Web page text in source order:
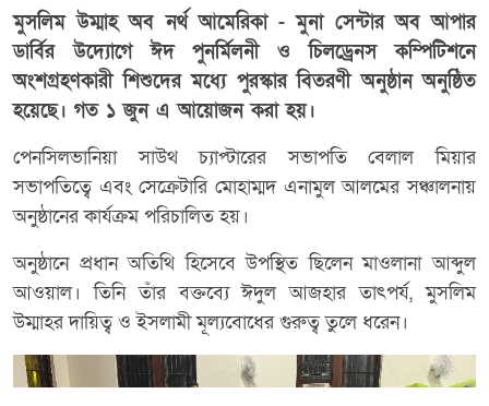
মুসলিম উম্মাহ অব নর্থ আমেরিকা - মুনা সেন্টার অব আপার
ডার্বির উদ্যোগে ঈদ পুনর্মিলনী ও চিলড্রেনস কম্পিটিশনে
অংশগ্রহণকারী শিশুদের মধ্যে পুরস্কার বিতরণী অনুষ্ঠান অনুষ্ঠিত
হয়েছে। গত ১ জুন এ আয়োজন করা হয়।
পেনসিলভানিয়া সাউথ চ্যাপ্টারের সভাপতি বেলাল মিয়ার
সভাপতিত্বে এবং সেক্রেটারি মোহাম্মদ এনামুল আলমের সঞ্চালনায়
অনুষ্ঠানের কার্যক্রম পরিচালিত হয়।
অনুষ্ঠানে প্রধান অতিথি হিসেবে উপস্থিত ছিলেন মাওলানা আব্দুল
আওয়াল। তিনি তাঁর বক্তব্যে ঈদুল আজহার তাৎপর্য, মুসলিম
উম্মাহর দায়িত্ব ও ইসলামী মূল্যবোধের গুরুত্ব তুলে ধরেন।